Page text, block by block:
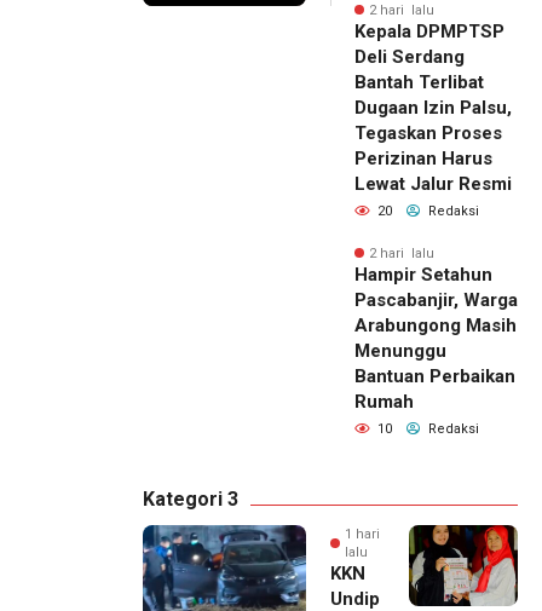
2 hari lalu
Kepala DPMPTSP
Deli Serdang
Bantah Terlibat
Dugaan Izin Palsu,
Tegaskan Proses
Perizinan Harus
Lewat Jalur Resmi
20 Redaksi
2 hari lalu
Hampir Setahun
Pascabanjir, Warga
Arabungong Masih
Menunggu
Bantuan Perbaikan
Rumah
10 Redaksi
Kategori 3
1 hari
lalu
KKN
Undip